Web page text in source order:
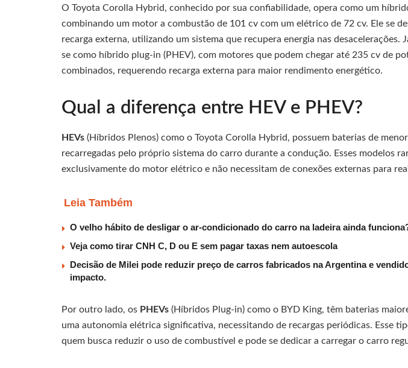
O Toyota Corolla Hybrid, conhecido por sua confiabilidade, opera como um
combinando um motor a combustão de 101 cv com um elétrico de 72 cv. Ele se
recarga externa, utilizando um sistema que recupera energia nas desacelerações.
se como híbrido plug-in (PHEV), com motores que podem chegar até 235 cv de
combinados, requerendo recarga externa para maior rendimento energético.
Qual a diferença entre HEV e PHEV?
HEVs (Híbridos Plenos) como o Toyota Corolla Hybrid, possuem baterias de
recarregadas pelo próprio sistema do carro durante a condução. Esses modelos
exclusivamente do motor elétrico e não necessitam de conexões externas para
Leia Também
O velho hábito de desligar o ar-condicionado do carro na ladeira ainda
Veja como tirar CNH C, D ou E sem pagar taxas nem autoescola
Decisão de Milei pode reduzir preço de carros fabricados na Argentina e
impacto.
Por outro lado, os PHEVs (Híbridos Plug-in) como o BYD King, têm baterias
uma autonomia elétrica significativa, necessitando de recargas periódicas. Esse
quem busca reduzir o uso de combustível e pode se dedicar a carregar o carro